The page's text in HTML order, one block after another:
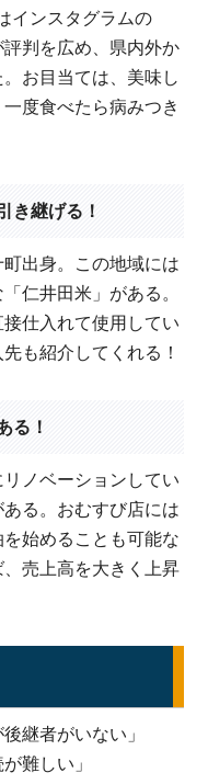
インスタグラムの
判を広め、県内外か
お目当ては、美味し
度食べたら病みつき
き継げる！
出身。この地域には
仁井田米」がある。
仕入れて使用してい
も紹介してくれる！
る！
ノベーションしてい
る。おむすび店には
始めることも可能な
売上高を大きく上昇
継者がいない」
難しい」